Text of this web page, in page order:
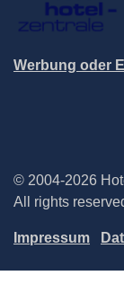
Werbung oder
© 2004-2026
All rights
Impressum